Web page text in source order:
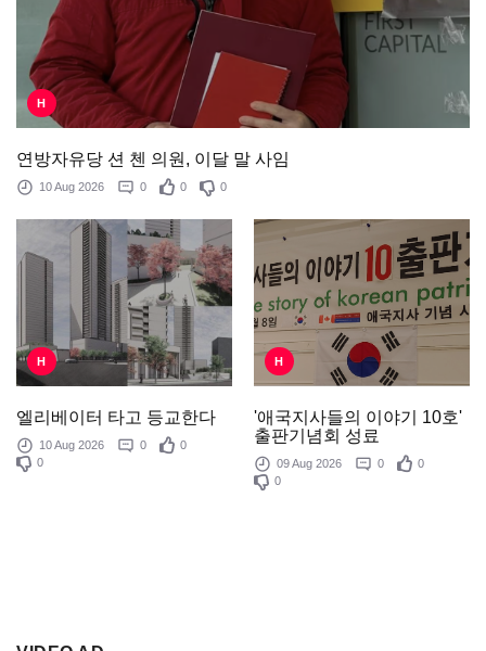
H
연방자유당 션 첸 의원, 이달 말 사임
10 Aug 2026 0 0 0
H
엘리베이터 타고 등교한다
10 Aug 2026 0
0
0
H
'애국지사들의 이야기 10호'
출판기념회 성료
09 Aug 2026 0
0
0